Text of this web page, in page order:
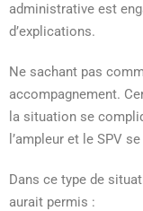
administrative est
d’explications.
Ne sachant pas
accompagnement.
la situation se
l’ampleur et le SPV
Dans ce type de
aurait permis :